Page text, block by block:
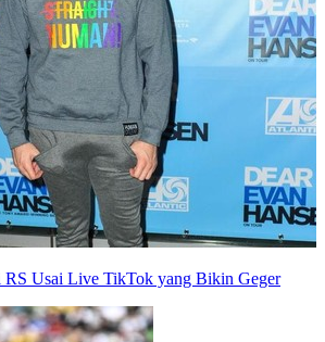
Usai Live TikTok yang Bikin Geger